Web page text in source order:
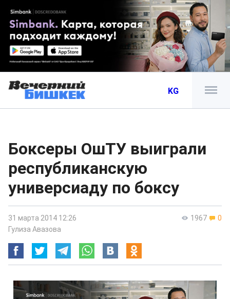
KG
Боксеры ОшТУ выиграли
республиканскую
универсиаду по боксу
1967 0
31 марта 2014 12:26
Гулиза Авазова